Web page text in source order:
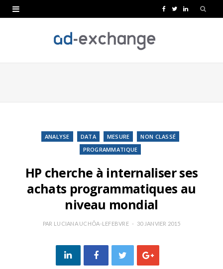
e
k
T
t
L
k
ANALYSE DATA MESURE
NON CLASSÉ
PROGRAMMATIQUE
HP cherche à internaliser ses
achats programmatiques au
niveau mondial
PAR LUCIANA UCHÔA-LEFEBVRE 30 JANVIER 2015